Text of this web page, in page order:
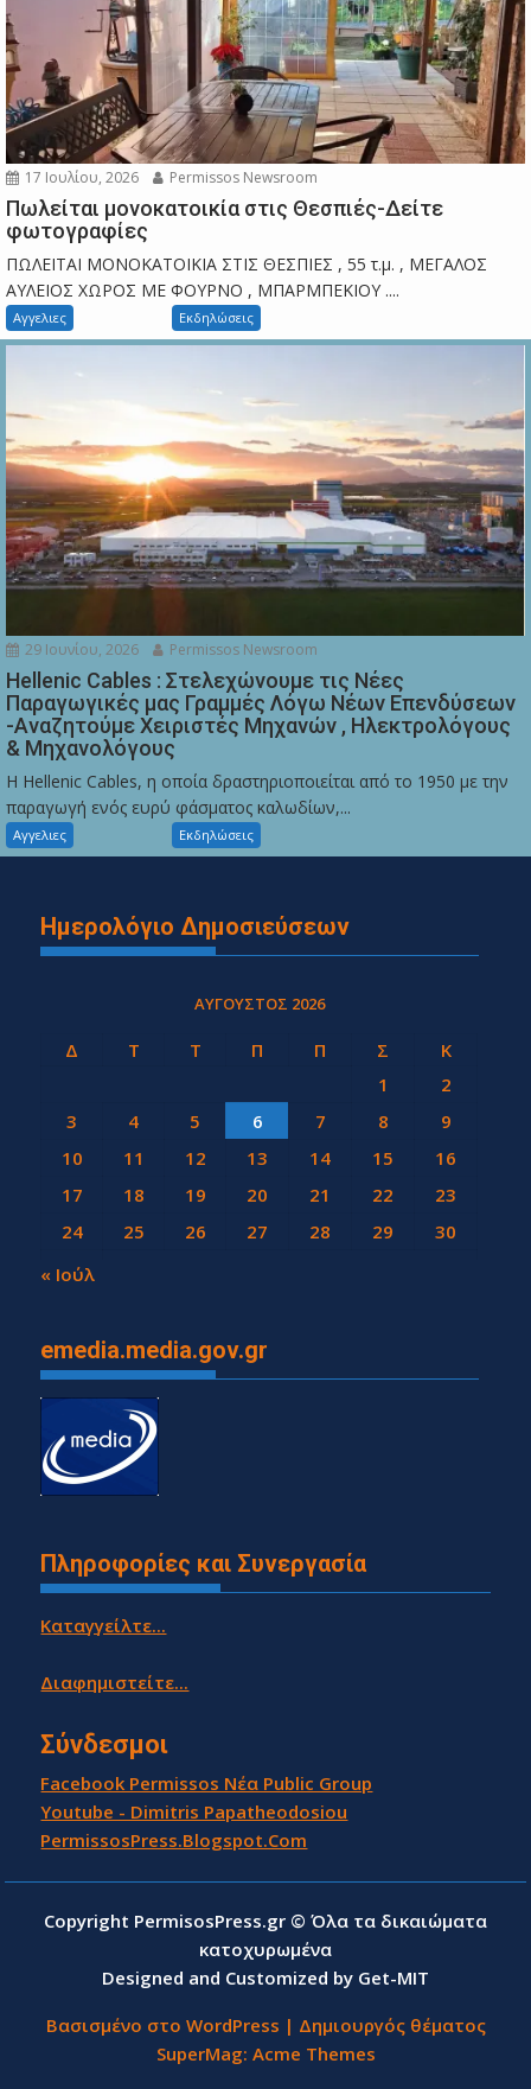
17 Ιουλίου, 2026 Permissos Newsroom
Πωλείται μονοκατοικία στις Θεσπιές-Δείτε
φωτογραφίες
ΠΩΛΕΙΤΑΙ ΜΟΝΟΚΑΤΟΙΚΙΑ ΣΤΙΣ ΘΕΣΠΙΕΣ , 55 τ.μ. , ΜΕΓΑΛΟΣ
ΑΥΛΕΙΟΣ ΧΩΡΟΣ ΜΕ ΦΟΥΡΝΟ , ΜΠΑΡΜΠΕΚΙΟΥ ....
Αγγελιες Εκδηλώσεις
29 Ιουνίου, 2026 Permissos Newsroom
Hellenic Cables : Στελεχώνουμε τις Νέες
Παραγωγικές μας Γραμμές Λόγω Νέων Επενδύσεων
-Αναζητούμε Χειριστές Μηχανών , Ηλεκτρολόγους
& Μηχανολόγους
Η Hellenic Cables, η οποία δραστηριοποιείται από το 1950 με την
παραγωγή ενός ευρύ φάσματος καλωδίων,...
Αγγελιες Εκδηλώσεις
Ημερολόγιο Δημοσιεύσεων
ΑΎΓΟΥΣΤΟΣ 2026
Δ Τ Τ Π Π Σ
Κ
1
2
3
4 5 6 7 8
9
10
11 12 13 14 15
16
17
18 19 20 21 22
23
24
25 26 27 28 29
30
31
« Ιούλ
emedia.media.gov.gr
Πληροφορίες και Συνεργασία
Καταγγείλτε...
Διαφημιστείτε...
Σύνδεσμοι
Facebook Permissos Νέα Public Group
Youtube - Dimitris Papatheodosiou
PermissosPress.Blogspot.Com
Copyright PermisosPress.gr © Όλα τα δικαιώματα
κατοχυρωμένα
Designed and Customized by Get-MIT
Βασισμένο στο WordPress | Δημιουργός θέματος
SuperMag: Acme Themes